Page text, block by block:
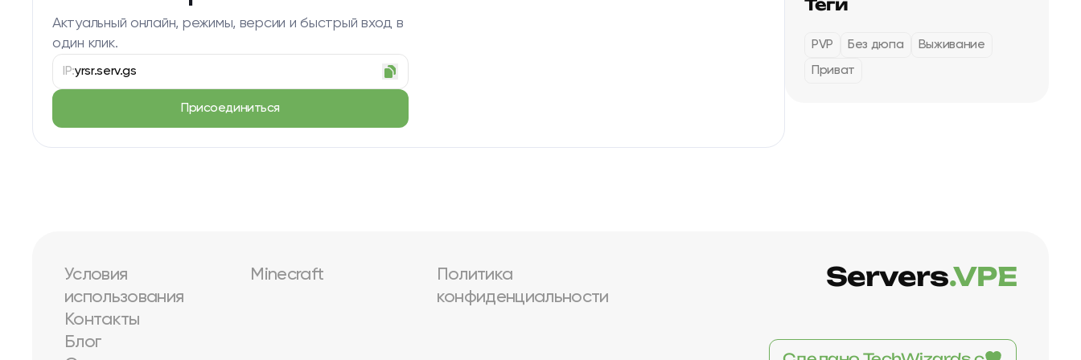
Актуальный онлайн, режимы, версии и быстрый вход в
один клик.
IP:yrsr.serv.gs
Присоединиться
Теги
PVP Без дюпа
Выживание
Приват
Условия
использования
Контакты
Блог
Minecraft
Политика
конфиденциальности
Servers.VPE